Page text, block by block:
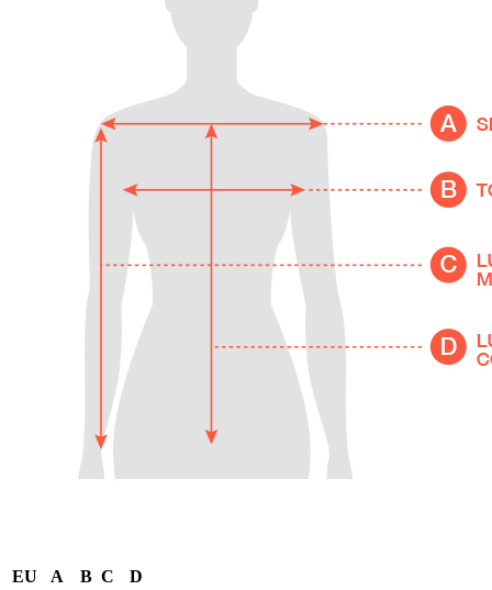
EU A B C
D